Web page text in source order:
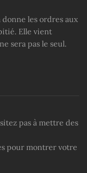
les ordres aux
Elle vient
sera pas le seul.
pas à mettre des
pour montrer votre